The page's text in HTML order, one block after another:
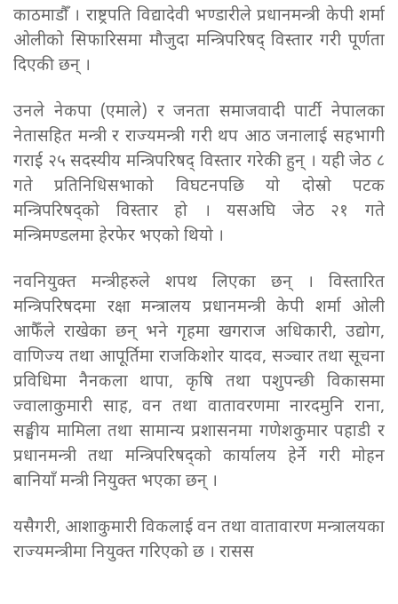
काठमाडौँ । राष्ट्रपति विद्यादेवी भण्डारीले प्रधानमन्त्री केपी शर्मा
ओलीको सिफारिसमा मौजुदा मन्त्रिपरिषद् विस्तार गरी पूर्णता
दिएकी छन् ।
उनले नेकपा (एमाले) र जनता समाजवादी पार्टी नेपालका
नेतासहित मन्त्री र राज्यमन्त्री गरी थप आठ जनालाई सहभागी
गराई २५ सदस्यीय मन्त्रिपरिषद् विस्तार गरेकी हुन् । यही जेठ ८
गते प्रतिनिधिसभाको विघटनपछि यो दोस्रो पटक
मन्त्रिपरिषद्को विस्तार हो । यसअघि जेठ २१ गते
मन्त्रिमण्डलमा हेरफेर भएको थियो ।
नवनियुक्त मन्त्रीहरुले शपथ लिएका छन् । विस्तारित
मन्त्रिपरिषदमा रक्षा मन्त्रालय प्रधानमन्त्री केपी शर्मा ओली
आफैँले राखेका छन् भने गृहमा खगराज अधिकारी, उद्योग,
वाणिज्य तथा आपूर्तिमा राजकिशोर यादव, सञ्चार तथा सूचना
प्रविधिमा नैनकला थापा, कृषि तथा पशुपन्छी विकासमा
ज्वालाकुमारी साह, वन तथा वातावरणमा नारदमुनि राना,
सङ्घीय मामिला तथा सामान्य प्रशासनमा गणेशकुमार पहाडी र
प्रधानमन्त्री तथा मन्त्रिपरिषद्को कार्यालय हेर्ने गरी मोहन
बानियाँ मन्त्री नियुक्त भएका छन् ।
यसैगरी, आशाकुमारी विकलाई वन तथा वातावारण मन्त्रालयका
राज्यमन्त्रीमा नियुक्त गरिएको छ । रासस